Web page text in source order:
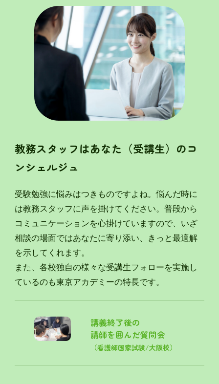
教務スタッフはあなた（受講生）のコ
ンシェルジュ
受験勉強に悩みはつきものですよね。悩んだ時に
は教務スタッフに声を掛けてください。普段から
コミュニケーションを心掛けていますので、いざ
相談の場面ではあなたに寄り添い、きっと最適解
を示してくれます。
また、各校独自の様々な受講生フォローを実施し
ているのも東京アカデミーの特長です。
講義終了後の
講師を囲んだ質問会
（看護師国家試験/大阪校）